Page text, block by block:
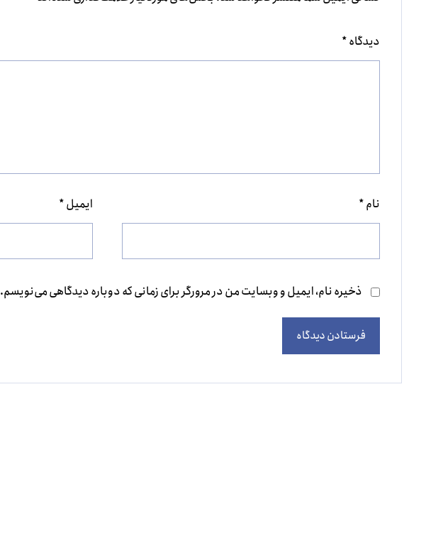
دیدگاه*
نام* ایمیل*
ذخیره نام، ایمیل و وبسایت من در مرورگر برای زمانی که دوباره دیدگاهی می‌نویسم.
فرستادن دیدگاه